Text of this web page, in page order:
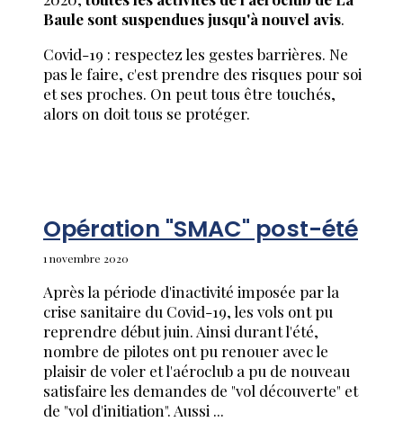
Baule sont suspendues jusqu'à nouvel avis.
Covid-19 : respectez les gestes barrières. Ne
pas le faire, c'est prendre des risques pour soi
et ses proches. On peut tous être touchés,
alors on doit tous se protéger.
Opération "SMAC" post-été
1 novembre 2020
Après la période d'inactivité imposée par la
crise sanitaire du Covid-19, les vols ont pu
reprendre début juin. Ainsi durant l'été,
nombre de pilotes ont pu renouer avec le
plaisir de voler et l'aéroclub a pu de nouveau
satisfaire les demandes de "vol découverte" et
de "vol d'initiation". Aussi ...